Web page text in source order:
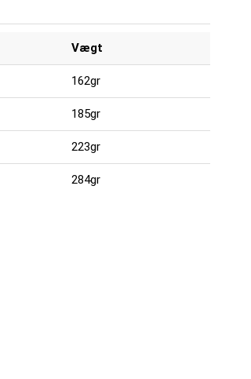
Vægt
162gr
185gr
223gr
284gr